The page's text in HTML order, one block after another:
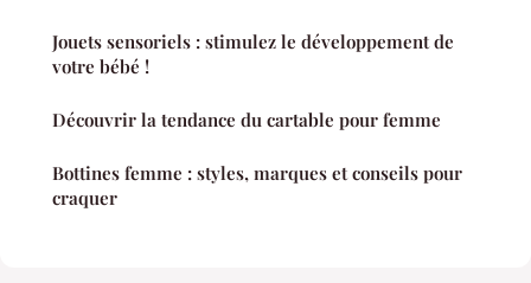
Jouets sensoriels : stimulez le développement de
votre bébé !
Découvrir la tendance du cartable pour femme
Bottines femme : styles, marques et conseils pour
craquer